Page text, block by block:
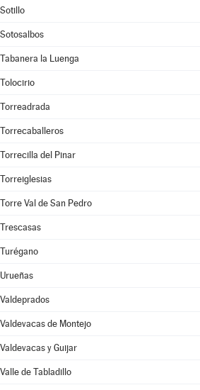
Sotillo
Sotosalbos
Tabanera la Luenga
Tolocirio
Torreadrada
Torrecaballeros
Torrecilla del Pinar
Torreiglesias
Torre Val de San Pedro
Trescasas
Turégano
Urueñas
Valdeprados
Valdevacas de Montejo
Valdevacas y Guijar
Valle de Tabladillo